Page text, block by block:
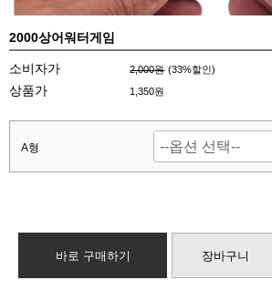
2000상어워터게임
소비자가 2,000원 (33%할인)
상품가 1,350원
A형
바로 구매하기 장바구니